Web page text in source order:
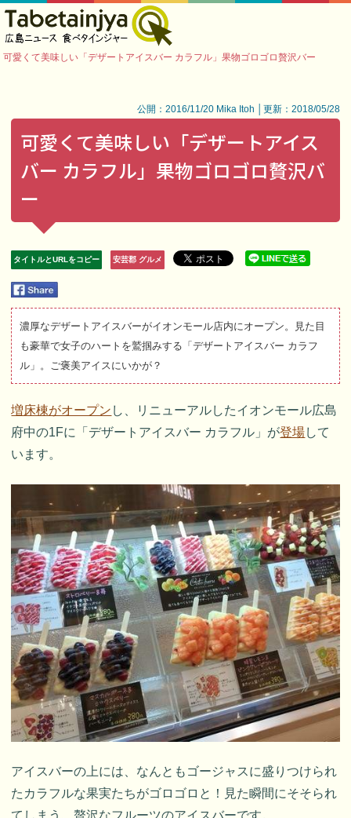
可愛くて美味しい「デザートアイスバー カラフル」果物ゴロゴロ贅沢バー
公開：2016/11/20 Mika Itoh │更新：2018/05/28
可愛くて美味しい「デザートアイス
バー カラフル」果物ゴロゴロ贅沢バ
ー
タイトルとURLをコピー 安芸郡 グルメ
濃厚なデザートアイスバーがイオンモール店内にオープン。見た目
も豪華で女子のハートを鷲掴みする「デザートアイスバー カラフ
ル」。ご褒美アイスにいかが？
増床棟がオープン し、リニューアルしたイオンモール広島
府中の1Fに「デザートアイスバー カラフル」が登場して
います。
アイスバーの上には、なんともゴージャスに盛りつけられ
たカラフルな果実たちがゴロゴロと！見た瞬間にそそられ